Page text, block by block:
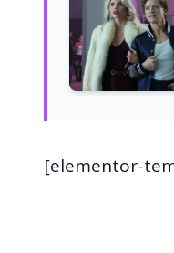
[elementor-